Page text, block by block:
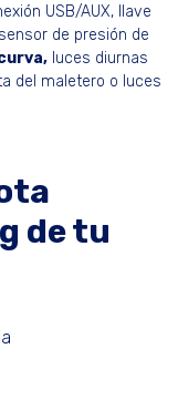
USB/AUX, llave
de presión de
luces diurnas
del maletero o luces
de tu